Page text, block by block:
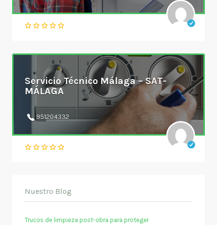
Servicio Técnico Málaga – SAT-
MÁLAGA
951204332
Nuestro Blog
Trucos de limpieza post-obra para proteger